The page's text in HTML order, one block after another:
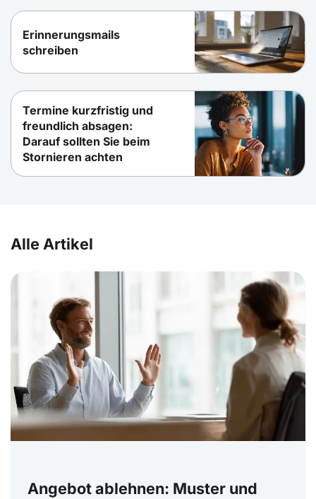
Erinnerungsmails
schreiben
Termine kurzfristig und
freundlich absagen:
Darauf sollten Sie beim
Stornieren achten
Alle Artikel
Angebot ablehnen: Muster und